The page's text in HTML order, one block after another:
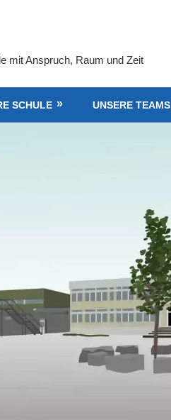
mit Anspruch, Raum und Zeit
SCHULE UNSERE TEAMS